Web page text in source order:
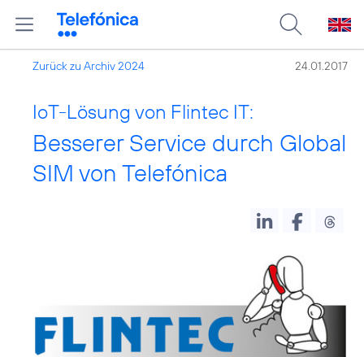
Zurück zu Archiv 2024 24.01.2017
IoT-Lösung von Flintec IT:
Besserer Service durch Global
SIM von Telefónica